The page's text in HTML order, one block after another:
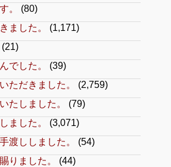
。
(80)
ました。
(1,171)
(21)
でした。
(39)
ただきました。
(2,759)
たしました。
(79)
ました。
(3,071)
渡ししました。
(54)
りました。
(44)